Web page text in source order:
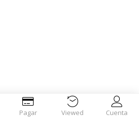
Pagar Viewed Cuenta